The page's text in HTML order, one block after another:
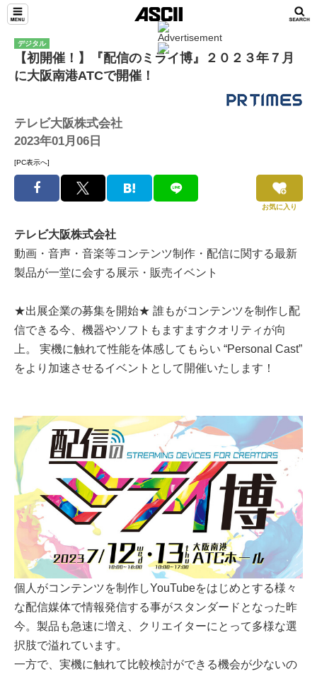
デジタル
【初開催！】『配信のミライ博』２０２３年７月
に大阪南港ATCで開催！
テレビ大阪株式会社
2023年01月06日
[PC表示へ]
お気に入り
テレビ大阪株式会社
動画・音声・音楽等コンテンツ制作・配信に関する最新
製品が一堂に会する展示・販売イベント
★出展企業の募集を開始★ 誰もがコンテンツを制作し配
信できる今、機器やソフトもますますクオリティが向
上。 実機に触れて性能を体感してもらい “Personal Cast”
をより加速させるイベントとして開催いたします！
個人がコンテンツを制作しYouTubeをはじめとする様々
な配信媒体で情報発信する事がスタンダードとなった昨
今。製品も急速に増え、クリエイターにとって多様な選
択肢で溢れています。
一方で、実機に触れて比較検討ができる機会が少ないの